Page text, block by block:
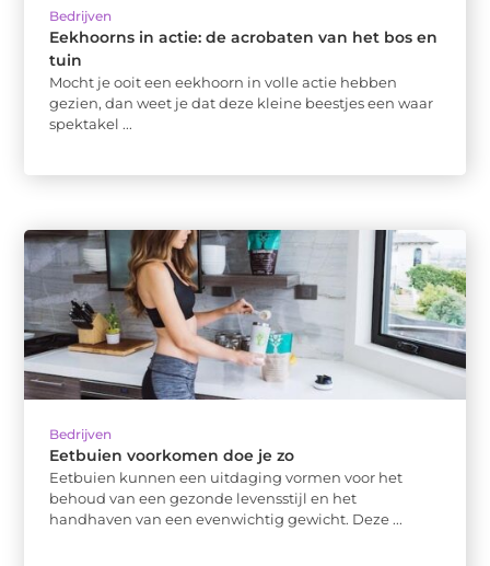
Bedrijven
Eekhoorns in actie: de acrobaten van het bos en
tuin
Mocht je ooit een eekhoorn in volle actie hebben
gezien, dan weet je dat deze kleine beestjes een waar
spektakel ...
Bedrijven
Eetbuien voorkomen doe je zo
Eetbuien kunnen een uitdaging vormen voor het
behoud van een gezonde levensstijl en het
handhaven van een evenwichtig gewicht. Deze ...